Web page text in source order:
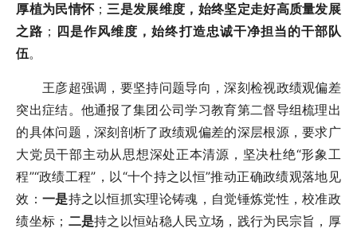
厚植为民情怀；三是发展维度，始终坚定走好高质量发展
之路 ； 四是作风维度，始终打造忠诚干净担当的干部队
伍。
王彦超强调，要坚持问题导向，深刻检视政绩观偏差
突出症结。他通报了集团公司学习教育第二督导组梳理出
的具体问题，深刻剖析了政绩观偏差的深层根源，要求广
大党员干部主动从思想深处正本清源，坚决杜绝“形象工
程”“政绩工程”，以“十个持之以恒”推动正确政绩观落地见
效： 一是持之以恒抓实理论铸魂，自觉锤炼党性，校准政
绩坐标； 二是持之以恒站稳人民立场，践行为民宗旨，厚